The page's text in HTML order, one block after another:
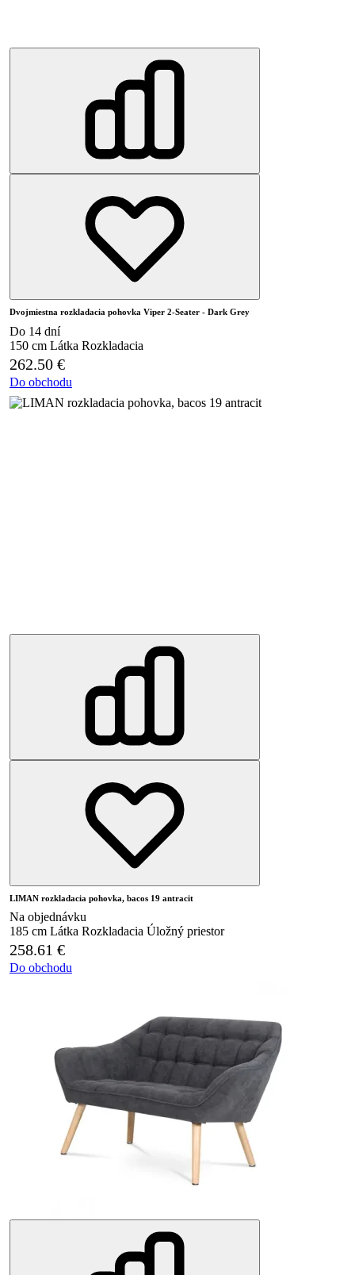
Dvojmiestna rozkladacia pohovka Viper 2-Seater - Dark Grey
Do 14 dní
150 cm Látka Rozkladacia
262.50 €
Do obchodu
LIMAN rozkladacia pohovka, bacos 19 antracit
Na objednávku
185 cm Látka Rozkladacia Úložný priestor
258.61 €
Do obchodu